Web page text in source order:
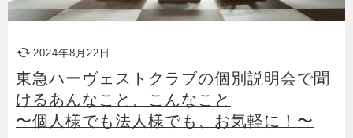
2024年8月22日
東急ハーヴェストクラブの個別説明会で聞
けるあんなこと、こんなこと
〜個人様でも法人様でも、お気軽に！〜